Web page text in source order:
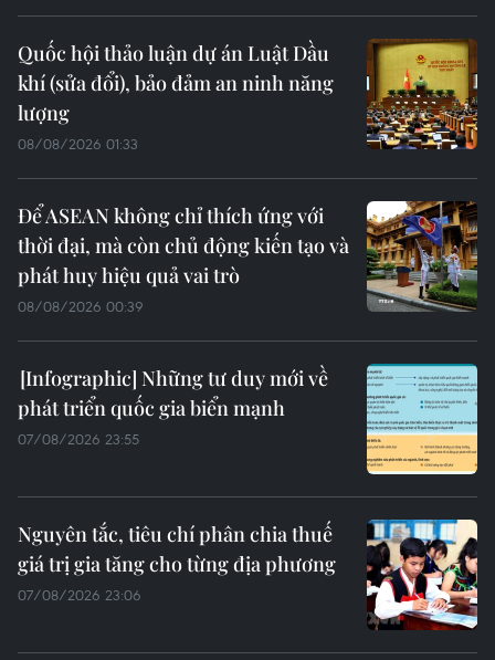
Quốc hội thảo luận dự án Luật Dầu
khí (sửa đổi), bảo đảm an ninh năng
lượng
08/08/2026 01:33
Để ASEAN không chỉ thích ứng với
thời đại, mà còn chủ động kiến tạo và
phát huy hiệu quả vai trò
08/08/2026 00:39
Những tư duy mới về
phát triển quốc gia biển mạnh
07/08/2026 23:55
Nguyên tắc, tiêu chí phân chia thuế
giá trị gia tăng cho từng địa phương
07/08/2026 23:06